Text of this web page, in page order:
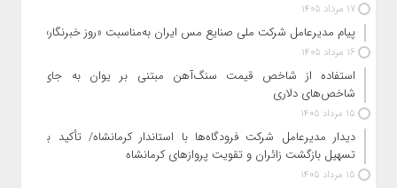
17 مرداد 1405
پیام مدیرعامل شرکت ملی صنایع مس ایران به‌مناسبت «روز خبرنگار»
16 مرداد 1405
استفاده از شاخص قیمت سنگ‌آهن مبتنی بر یوان به جای
شاخص‌های دلاری
15 مرداد 1405
دیدار مدیرعامل شرکت فرودگاه‌ها با استاندار کرمانشاه/ تأکید بر
تسهیل بازگشت زائران و تقویت پروازهای کرمانشاه
15 مرداد 1405